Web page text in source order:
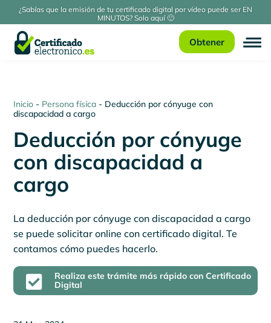
¿Sabías que la emisión de tu certificado digital por vídeo puede ser EN
MINUTOS? Solo aquí 🙂
Obtener
Inicio - Persona física - Deducción por cónyuge con
discapacidad a cargo
Deducción por cónyuge
con discapacidad a
cargo
La deducción por cónyuge con discapacidad a cargo
se puede solicitar online con certificado digital. Te
contamos cómo puedes hacerlo.

Realiza este trámite más rápido con Certificado
Digital